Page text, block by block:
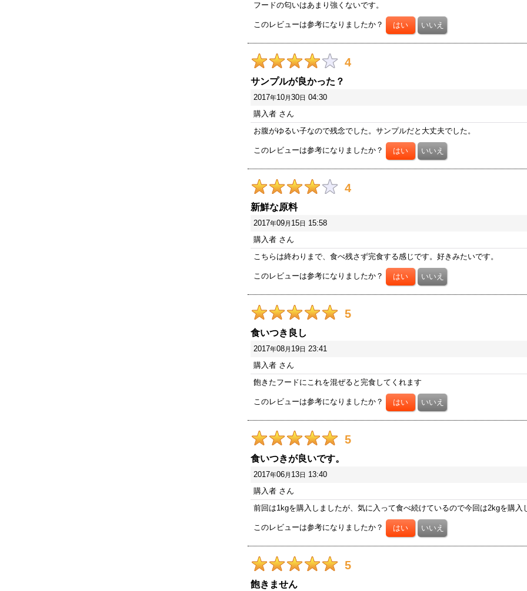
フードの匂いはあまり強くないです。
このレビューは参考になりましたか？
4
サンプルが良かった？
2017年10月30日 04:30
購入者 さん
お腹がゆるい子なので残念でした。サンプルだと大丈夫でした。
このレビューは参考になりましたか？
4
新鮮な原料
2017年09月 15日 15:58
購入者 さん
こちらは終わりまで、食べ残さず完食する感じです。好きみたいです。
このレビューは参考になりましたか？
5
食いつき良し
2017年08月 19日 23:41
購入者 さん
飽きたフードにこれを混ぜると完食してくれます
このレビューは参考になりましたか？
5
食いつきが良いです。
2017年06月 13日 13:40
購入者 さん
前回は1kgを購入しましたが、気に入って食べ続けているので今回は2kgを購入
このレビューは参考になりましたか？
5
飽きません